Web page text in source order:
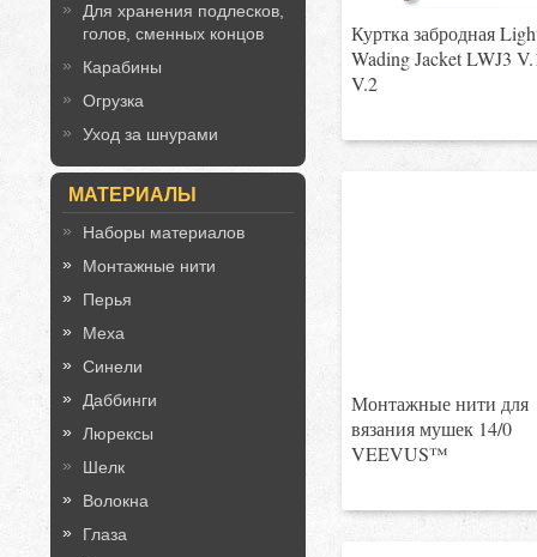
Для хранения подлесков,
голов, сменных концов
Карабины
Огрузка
Уход за шнурами
МАТЕРИАЛЫ
Наборы материалов
Монтажные нити
Перья
Меха
Синели
Даббинги
Люрексы
Шелк
Волокна
Глаза
Куртка забродная
Wading Jacket LWJ3
V.2
Монтажные нити для
вязания мушек 14/0
VEEVUS™